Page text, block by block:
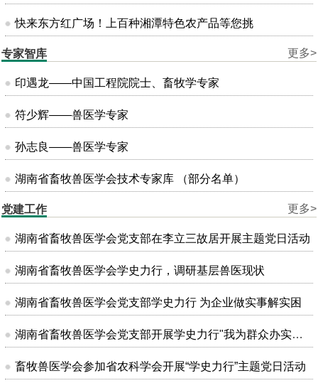
快来东方红广场！上百种湘潭特色农产品等您挑
更多>
专家智库
印遇龙——中国工程院院士、畜牧学专家
符少辉——兽医学专家
孙志良——兽医学专家
湖南省畜牧兽医学会技术专家库 （部分名单）
更多>
党建工作
湖南省畜牧兽医学会党支部在李立三故居开展主题党日活动
湖南省畜牧兽医学会学史力行，调研基层兽医现状
湖南省畜牧兽医学会党支部学史力行 为企业做实事解实困
湖南省畜牧兽医学会党支部开展学史力行"我为群众办实事"主题党日活动
畜牧兽医学会参加省农科学会开展“学史力行”主题党日活动